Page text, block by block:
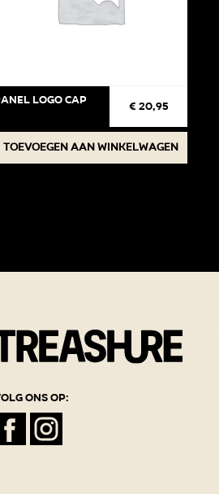
Logo cap € 20,95
Toevoegen aan winkelwagen
ons op: